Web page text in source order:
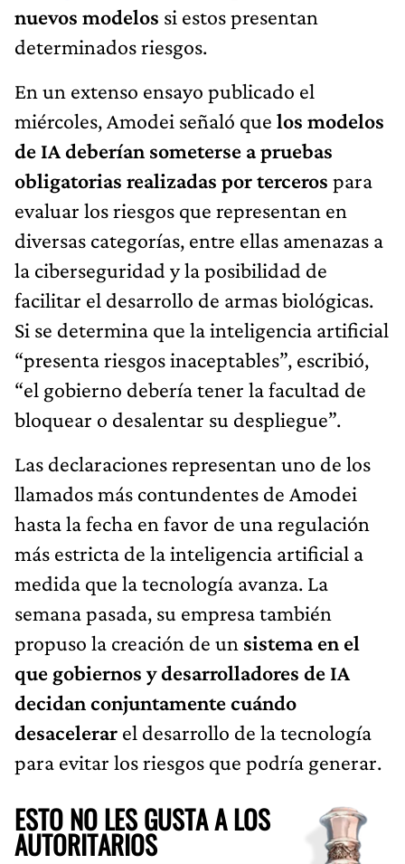
nuevos modelos si estos presentan
determinados riesgos.
En un extenso ensayo publicado el
miércoles, Amodei señaló que los modelos
de IA deberían someterse a pruebas
obligatorias realizadas por terceros para
evaluar los riesgos que representan en
diversas categorías, entre ellas amenazas a
la ciberseguridad y la posibilidad de
facilitar el desarrollo de armas biológicas.
Si se determina que la inteligencia artificial
“presenta riesgos inaceptables”, escribió,
“el gobierno debería tener la facultad de
bloquear o desalentar su despliegue”.
Las declaraciones representan uno de los
llamados más contundentes de Amodei
hasta la fecha en favor de una regulación
más estricta de la inteligencia artificial a
medida que la tecnología avanza. La
semana pasada, su empresa también
propuso la creación de un sistema en el
que gobiernos y desarrolladores de IA
decidan conjuntamente cuándo
desacelerar el desarrollo de la tecnología
para evitar los riesgos que podría generar.
ESTO NO LES GUSTA A LOS
AUTORITARIOS